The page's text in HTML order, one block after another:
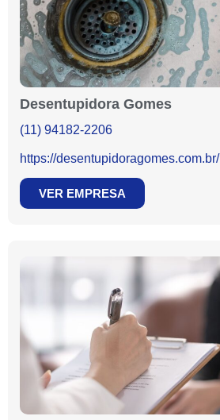
Desentupidora Gomes
(11) 94182-2206
https://desentupidoragomes.com.br/
VER EMPRESA